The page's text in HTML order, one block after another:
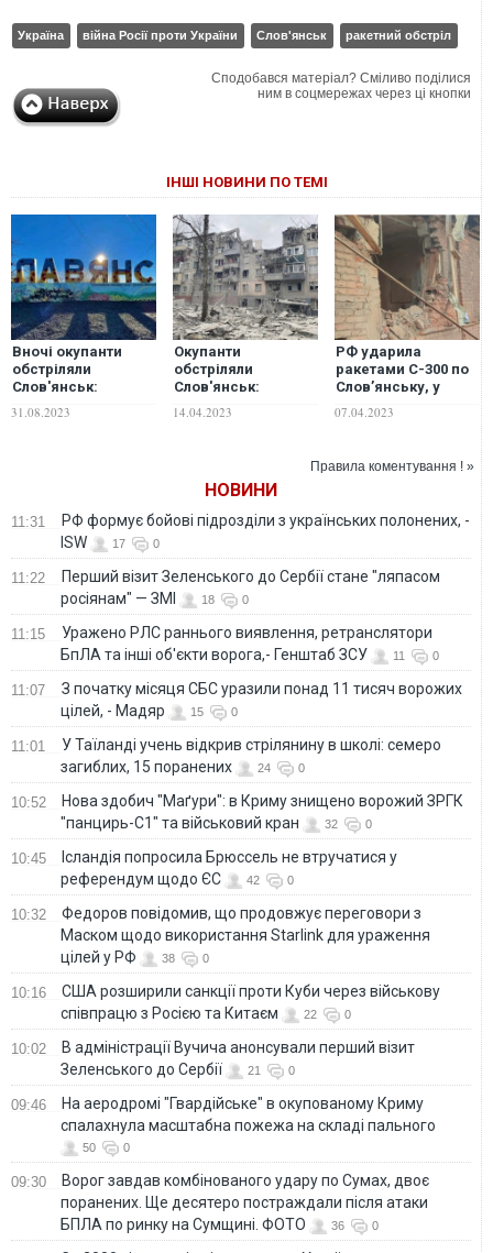
Україна війна Росії проти України Слов'янськ ракетний обстріл
Сподобався матеріал? Сміливо поділися
ним в соцмережах через ці кнопки
ІНШІ НОВИНИ ПО ТЕМІ
Вночі окупанти
обстріляли
Слов'янськ:
атаковано
підприємство,
31.08.2023
Окупанти
обстріляли
Слов'янськ:
пошкоджено
будинки, є загиблі.
14.04.2023
РФ ударила
ракетами С-300 по
Слов’янську, у
Харківській та
Чернігівській
руйнування після
атак окупантів
07.04.2023
Правила коментування ! »
НОВИНИ
11:31
РФ формує бойові підрозділи з українських полонених, -
ISW
17 0
11:22
Перший візит Зеленського до Сербії стане "ляпасом
росіянам" — ЗМІ
18 0
11:15
Уражено РЛС раннього виявлення, ретранслятори
БпЛА та інші об'єкти ворога,- Генштаб ЗСУ
11 0
11:07
З початку місяця СБС уразили понад 11 тисяч ворожих
цілей, - Мадяр
15 0
11:01
У Таїланді учень відкрив стрілянину в школі: семеро
загиблих, 15 поранених
24 0
10:52
Нова здобич "Маґури": в Криму знищено ворожий ЗРГК
"панцирь-С1" та військовий кран
32 0
10:45
Ісландія попросила Брюссель не втручатися у
референдум щодо ЄС
42 0
10:32
Федоров повідомив, що продовжує переговори з
Маском щодо використання Starlink для ураження
цілей у РФ
38 0
10:16
США розширили санкції проти Куби через військову
співпрацю з Росією та Китаєм
22 0
10:02
В адміністрації Вучича анонсували перший візит
Зеленського до Сербії
21 0
09:46
На аеродромі "Гвардійське" в окупованому Криму
спалахнула масштабна пожежа на складі пального
50 0
09:30
Ворог завдав комбінованого удару по Сумах, двоє
поранених. Ще десятеро постраждали після атаки
БПЛА по ринку на Сумщині. ФОТО
36 0